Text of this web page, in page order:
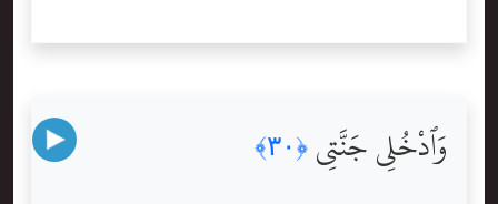
وَٱدْخُلِى جَنَّتِى ﴿٣٠﴾